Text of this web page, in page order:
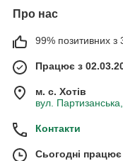
Про нас
99% позитивних з
Працює з
м. с. Хотів
вул.
Контакти
Сьогодні